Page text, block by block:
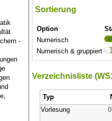
-
Sortierung
Option
Numerisch
Numerisch & gruppiert
Verzeichnisliste
Typ
Vorlesung